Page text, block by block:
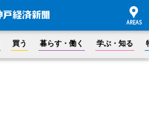
買う 暮らす・働く 学ぶ・知る